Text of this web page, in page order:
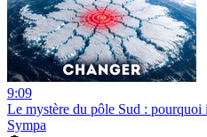
9:09
Le mystère du pôle Sud : pourquoi
Sympa